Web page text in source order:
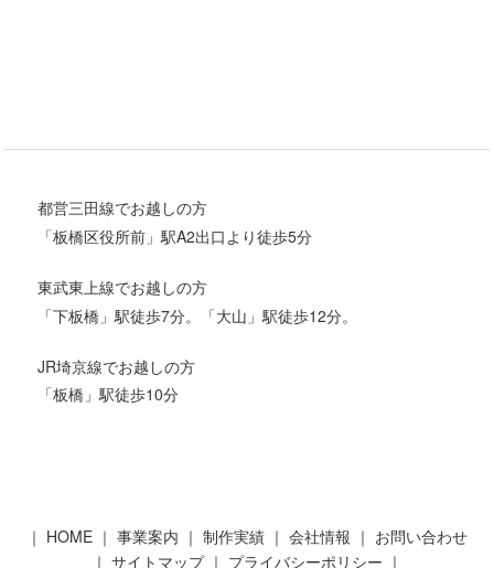
都営三田線でお越しの方
「板橋区役所前」駅A2出口より徒歩5分
東武東上線でお越しの方
「下板橋」駅徒歩7分。「大山」駅徒歩12分。
JR埼京線でお越しの方
「板橋」駅徒歩10分
｜ HOME ｜ 事業案内 ｜ 制作実績 ｜ 会社情報 ｜ お問い合わせ
｜ サイトマップ｜ プライバシーポリシー ｜